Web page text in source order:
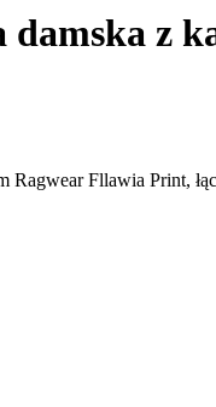
damska z
Ragwear Fllawia Print,